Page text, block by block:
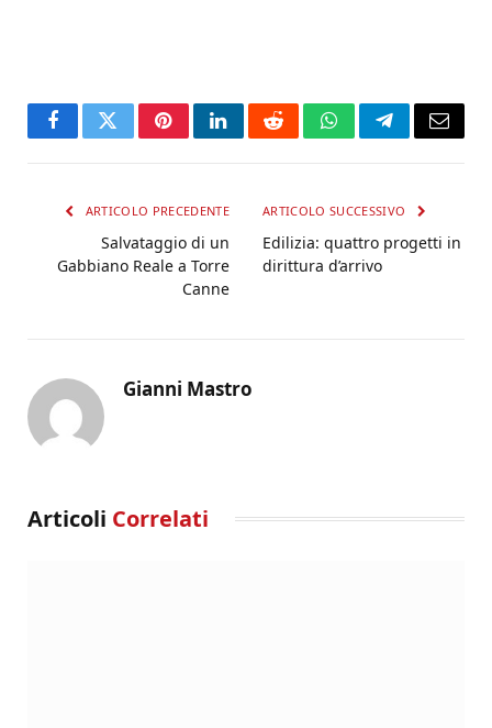
FacebookTwitterPinterestLinkedInRedditWhatsAppTelegramEmail
ARTICOLO PRECEDENTE
Salvataggio di un
Gabbiano Reale a Torre
Canne
ARTICOLO SUCCESSIVO
Edilizia: quattro progetti in
dirittura d’arrivo
Gianni Mastro
Articoli Correlati